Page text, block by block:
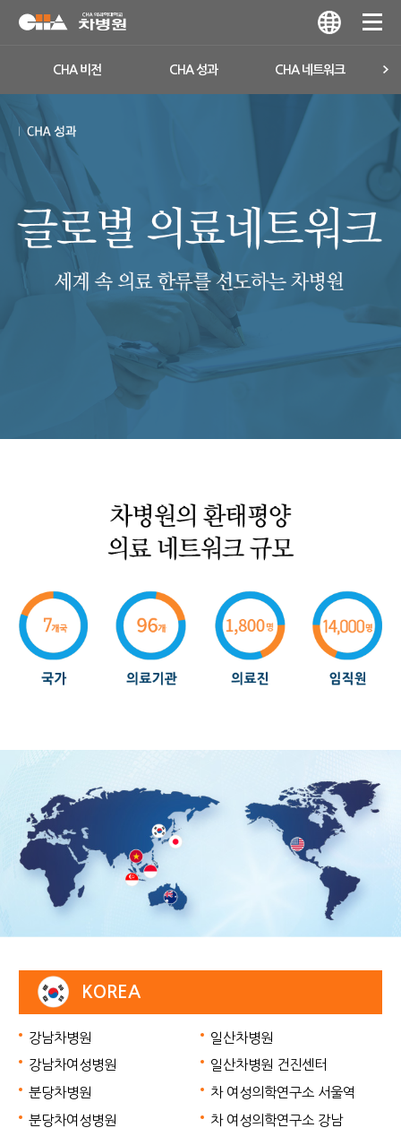
CHA 비전 CHA 성과 CHA 네트워크
KOREA
강남차병원
강남차여성병원
분당차병원
분당차여성병원
일산차병원
일산차병원 건진센터
차 여성의학연구소 서울역
차 여성의학연구소 강남